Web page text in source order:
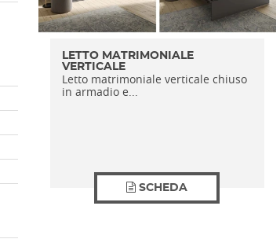
LETTO MATRIMONIALE
VERTICALE
Letto matrimoniale verticale chiuso
in armadio e...
SCHEDA